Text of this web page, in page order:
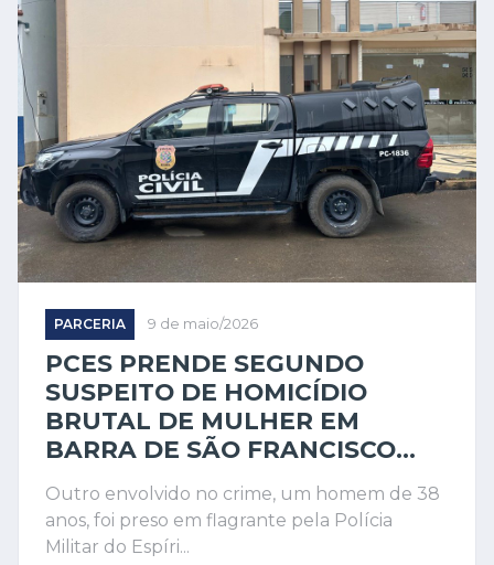
PARCERIA 9 de maio/2026
PCES PRENDE SEGUNDO
SUSPEITO DE HOMICÍDIO
BRUTAL DE MULHER EM
BARRA DE SÃO FRANCISCO...
Outro envolvido no crime, um homem de 38
anos, foi preso em flagrante pela Polícia
Militar do Espíri...